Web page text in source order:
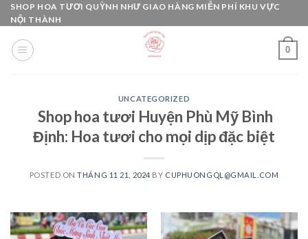
Skip
to
content
SHOP HOA TƯƠI QUỲNH NHƯ GIAO HÀNG MIỄN PHÍ KHU VỰC
NỘI THÀNH
0
UNCATEGORIZED
Shop hoa tươi Huyện Phù Mỹ Bình
Định: Hoa tươi cho mọi dịp đặc biệt
POSTED ONTHÁNG 11 21, 2024 BY CUPHUONGQL@GMAIL.COM